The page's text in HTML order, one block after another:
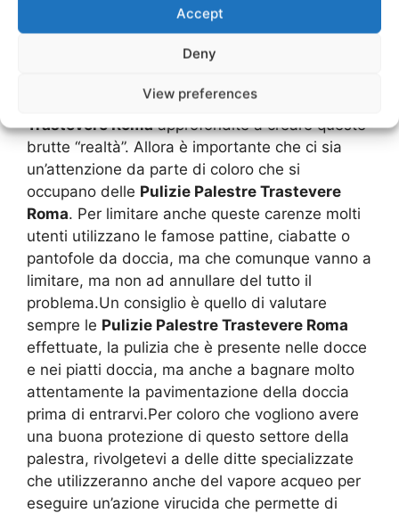
Accept
Deny
View preferences
anche altre spore fungicida che sono quelle che
colpiscono la pelle. Si ha a che fare con un
problema di orticaria, di perdita di pelle e anche
palestre che non effettuano lePulizie Palestre
Trastevere Romaapprofondite a creare queste
brutte “realtà”. Allora è importante che ci sia
un’attenzione da parte di coloro che si
occupano delle Pulizie Palestre Trastevere
Roma. Per limitare anche queste carenze molti
utenti utilizzano le famose pattine, ciabatte o
pantofole da doccia, ma che comunque vanno a
limitare, ma non ad annullare del tutto il
problema.Un consiglio è quello di valutare
sempre le Pulizie Palestre Trastevere Roma
effettuate, la pulizia che è presente nelle docce
e nei piatti doccia, ma anche a bagnare molto
attentamente la pavimentazione della doccia
prima di entrarvi.Per coloro che vogliono avere
una buona protezione di questo settore della
palestra, rivolgetevi a delle ditte specializzate
che utilizzeranno anche del vapore acqueo per
eseguire un’azione virucida che permette di